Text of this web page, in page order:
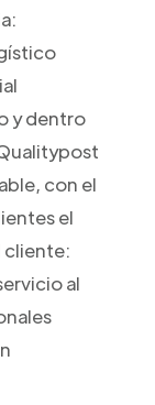
y dentro
con el
el
cliente:
al